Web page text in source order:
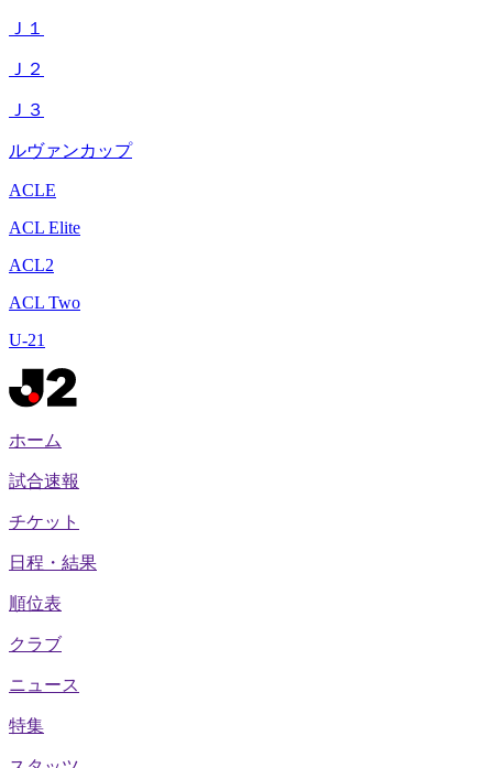
Ｊ１
Ｊ２
Ｊ３
ルヴァンカップ
ACLE
ACL Elite
ACL2
ACL Two
U-21
ホーム
試合速報
チケット
日程・結果
順位表
クラブ
ニュース
特集